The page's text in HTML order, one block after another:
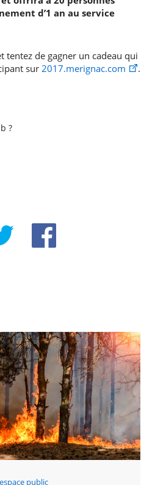
d’1 an au service
tentez de gagner un cadeau qui
sur2017.merignac.com .
?
public